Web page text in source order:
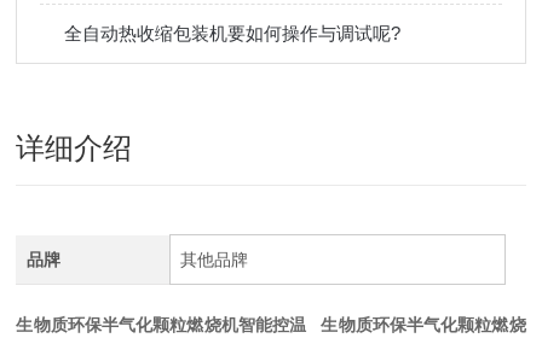
全自动热收缩包装机要如何操作与调试呢?
详细介绍
品牌 其他品牌
生物质环保半气化颗粒燃烧机智能控温 生物质环保半气化颗粒燃烧